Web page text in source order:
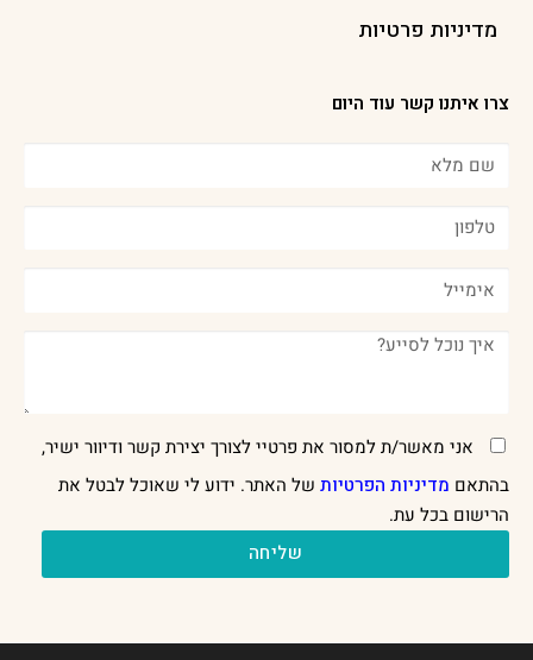
מדיניות פרטיות
צרו איתנו קשר עוד היום
אני מאשר/ת למסור את פרטיי לצורך יצירת קשר ודיוור ישיר,
בהתאם מדיניות הפרטיות של האתר. ידוע לי שאוכל לבטל את
הרישום בכל עת.
שליחה